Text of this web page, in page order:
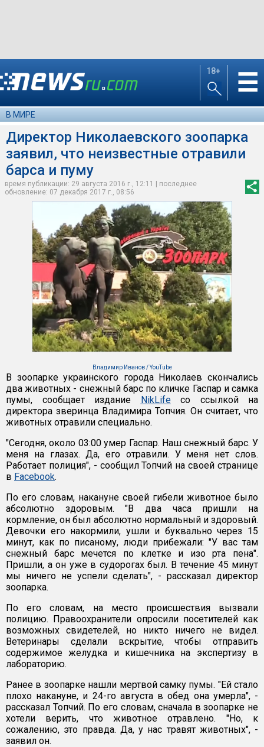
18+ ☰
В МИРЕ
Директор Николаевского зоопарка
заявил, что неизвестные отравили
барса и пуму
время публикации: 29 августа 2016 г., 12:11 | последнее
обновление: 07 декабря 2017 г., 08:56
Владимир Иванов / YouTube
В зоопарке украинского города Николаев скончались
два животных - снежный барс по кличке Гаспар и самка
пумы, сообщает издание NikLifeсо ссылкой на
директора зверинца Владимира Топчия. Он считает, что
животных отравили специально.
"Сегодня, около 03:00 умер Гаспар. Наш снежный барс. У
меня на глазах. Да, его отравили. У меня нет слов.
Работает полиция", - сообщил Топчий на своей странице
в Facebook.
По его словам, накануне своей гибели животное было
абсолютно здоровым. "В два часа пришли на
кормление, он был абсолютно нормальный и здоровый.
Девочки его накормили, ушли и буквально через 15
минут, как по писаному, люди прибежали: "У вас там
снежный барс мечется по клетке и изо рта пена".
Пришли, а он уже в судорогах был. В течение 45 минут
мы ничего не успели сделать", - рассказал директор
зоопарка.
По его словам, на место происшествия вызвали
полицию. Правоохранители опросили посетителей как
возможных свидетелей, но никто ничего не видел.
Ветеринары сделали вскрытие, чтобы отправить
содержимое желудка и кишечника на экспертизу в
лабораторию.
Ранее в зоопарке нашли мертвой самку пумы. "Ей стало
плохо накануне, и 24-го августа в обед она умерла", -
рассказал Топчий. По его словам, сначала в зоопарке не
хотели верить, что животное отравлено. "Но, к
сожалению, это правда. Да, у нас травят животных", -
заявил он.